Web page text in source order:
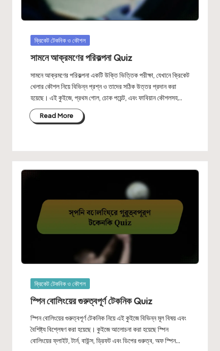
Posted
ক্রিকেট টেকনিক ও কৌশল
সামনে আক্রমণের পরিকল্পনা Quiz
সামনে আক্রমণের পরিকল্পনা একটি উক্তি ভিত্তিক পরীক্ষা, যেখানে ক্রিকেট
খেলার কৌশল নিয়ে বিভিন্ন প্রশ্ন ও তাদের সঠিক উত্তর প্রদান করা
হয়েছে। এই কুইজে, প্রথম গোল, চোক পয়েন্ট, এবং ফাবিয়ান কৌশলসহ…
Read More
Posted
ক্রিকেট টেকনিক ও কৌশল
স্পিন বোলিংয়ের গুরুত্বপূর্ণ টেকনিক Quiz
স্পিন বোলিংয়ের গুরুত্বপূর্ণ টেকনিক নিয়ে এই কুইজে বিভিন্ন মূল বিষয় এবং
বৈশিষ্ট্য বিশ্লেষণ করা হয়েছে। কুইজে আলোচনা করা হয়েছে স্পিন
বোলিংয়ের ফ্লাইট, টার্ন, বাউন্স, ড্রিফট এবং ডিপের গুরুত্ব, অফ স্পিন…